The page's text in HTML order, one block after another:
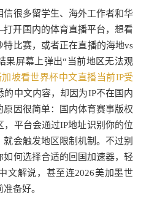
信很多留学生、海外工作者和华
开国内的体育直播平台，想看
特比赛，或者正在直播的海地vs
果屏幕上弹出“当前地区无法观
坡看世界杯中文直播当前IP受
的中文内容，却因为IP不在国内
原因很简单：国内体育赛事版权
，平台会通过IP地址识别你的位
会触发地区限制机制。不过别
如何选择合适的回国加速器，轻
文解说，甚至连2026美加墨世
备好。